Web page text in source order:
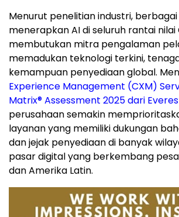
Menurut penelitian industri,
menerapkan AI di seluruh rantai nilai
membutukan mitra pengalaman
memadukan teknologi terkini,
kemampuan penyediaan global.
Experience Management (CXM)
Matrix® Assessment 2025 dari
perusahaan semakin
layanan yang memiliki dukungan
dan jejak penyediaan di banyak
pasar digital yang berkembang
dan Amerika Latin.